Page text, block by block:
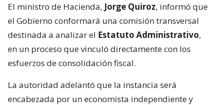
El ministro de Hacienda, Jorge Quiroz, informó que
el Gobierno conformará una comisión transversal
destinada a analizar el Estatuto Administrativo,
en un proceso que vinculó directamente con los
esfuerzos de consolidación fiscal.
La autoridad adelantó que la instancia será
encabezada por un economista independiente y